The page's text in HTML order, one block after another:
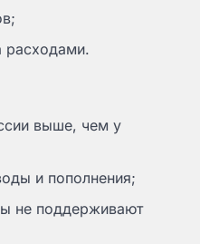
расходами.
выше, чем у
и пополнения;
не поддерживают